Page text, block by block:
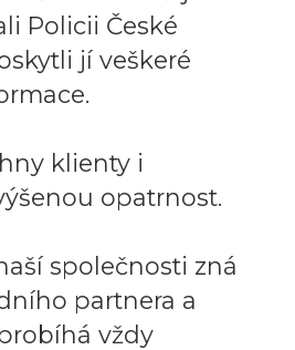
Policii České
jí veškeré
klienty i
opatrnost.
společnosti zná
partnera a
vždy